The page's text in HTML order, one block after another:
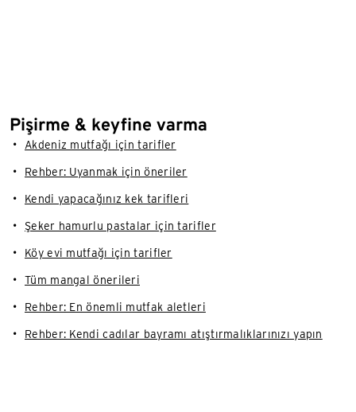
Pişirme & keyfine varma
Akdeniz mutfağı için tarifler
Rehber: Uyanmak için öneriler
Kendi yapacağınız kek tarifleri
Şeker hamurlu pastalar için tarifler
Köy evi mutfağı için tarifler
Tüm mangal önerileri
Rehber: En önemli mutfak aletleri
Rehber: Kendi cadılar bayramı atıştırmalıklarınızı yapın